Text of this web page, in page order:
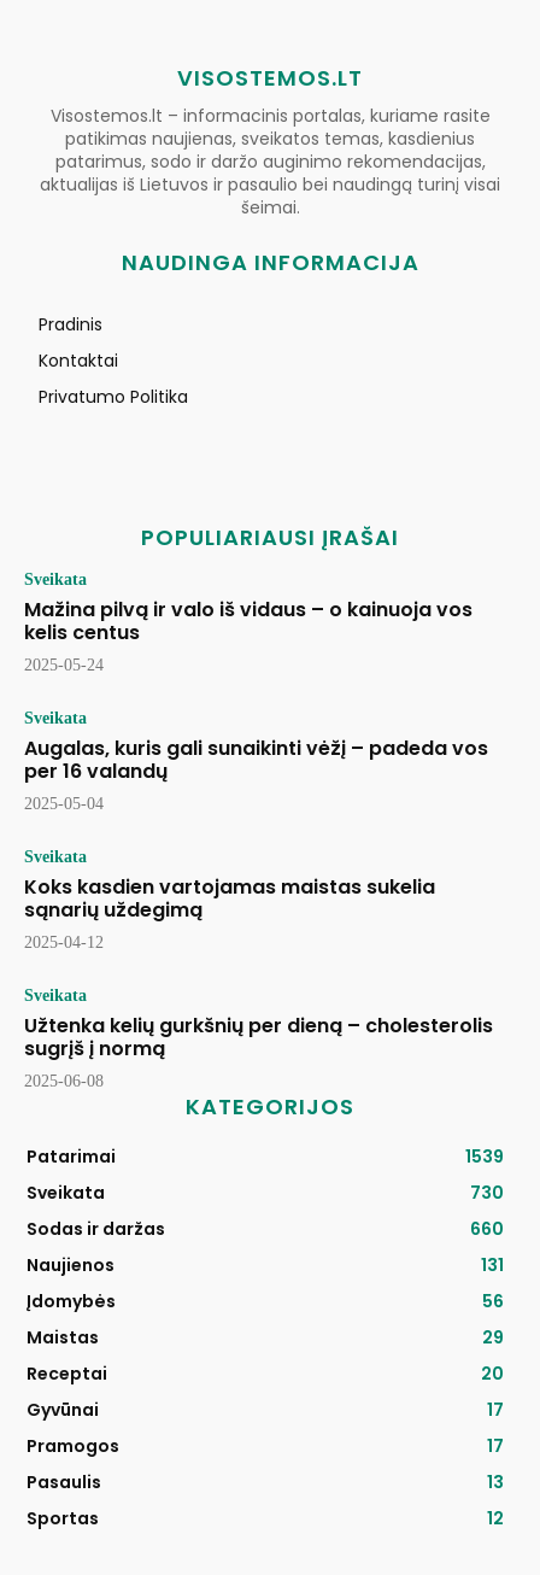
VISOSTEMOS.LT
Visostemos.lt – informacinis portalas, kuriame rasite
patikimas naujienas, sveikatos temas, kasdienius
patarimus, sodo ir daržo auginimo rekomendacijas,
aktualijas iš Lietuvos ir pasaulio bei naudingą turinį visai
šeimai.
NAUDINGA INFORMACIJA
Pradinis
Kontaktai
Privatumo Politika
POPULIARIAUSI ĮRAŠAI
Sveikata
Mažina pilvą ir valo iš vidaus – o kainuoja vos
kelis centus
2025-05-24
Sveikata
Augalas, kuris gali sunaikinti vėžį – padeda vos
per 16 valandų
2025-05-04
Sveikata
Koks kasdien vartojamas maistas sukelia
sąnarių uždegimą
2025-04-12
Sveikata
Užtenka kelių gurkšnių per dieną – cholesterolis
sugrįš į normą
2025-06-08
KATEGORIJOS
Patarimai
1539
Sveikata
730
Sodas ir daržas
660
Naujienos
131
Įdomybės
56
Maistas
29
Receptai
20
Gyvūnai
17
Pramogos
17
Pasaulis
13
Sportas
12